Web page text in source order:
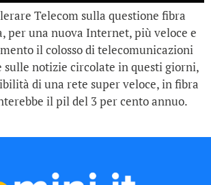
Telecom sulla questione fibra
per una nuova Internet, più veloce e
il colosso di telecomunicazioni
sulle notizie circolate in questi giorni,
di una rete super veloce, in fibra
il pil del 3 per cento annuo.